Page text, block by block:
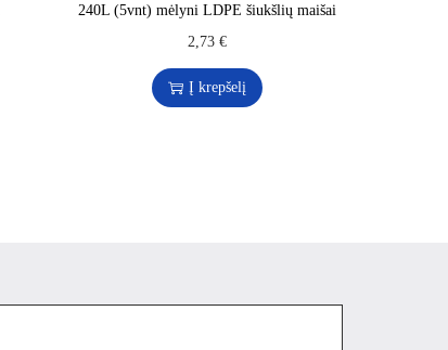
240L (5vnt) mėlyni LDPE šiukšlių maišai
2,73 €
Į krepšelį